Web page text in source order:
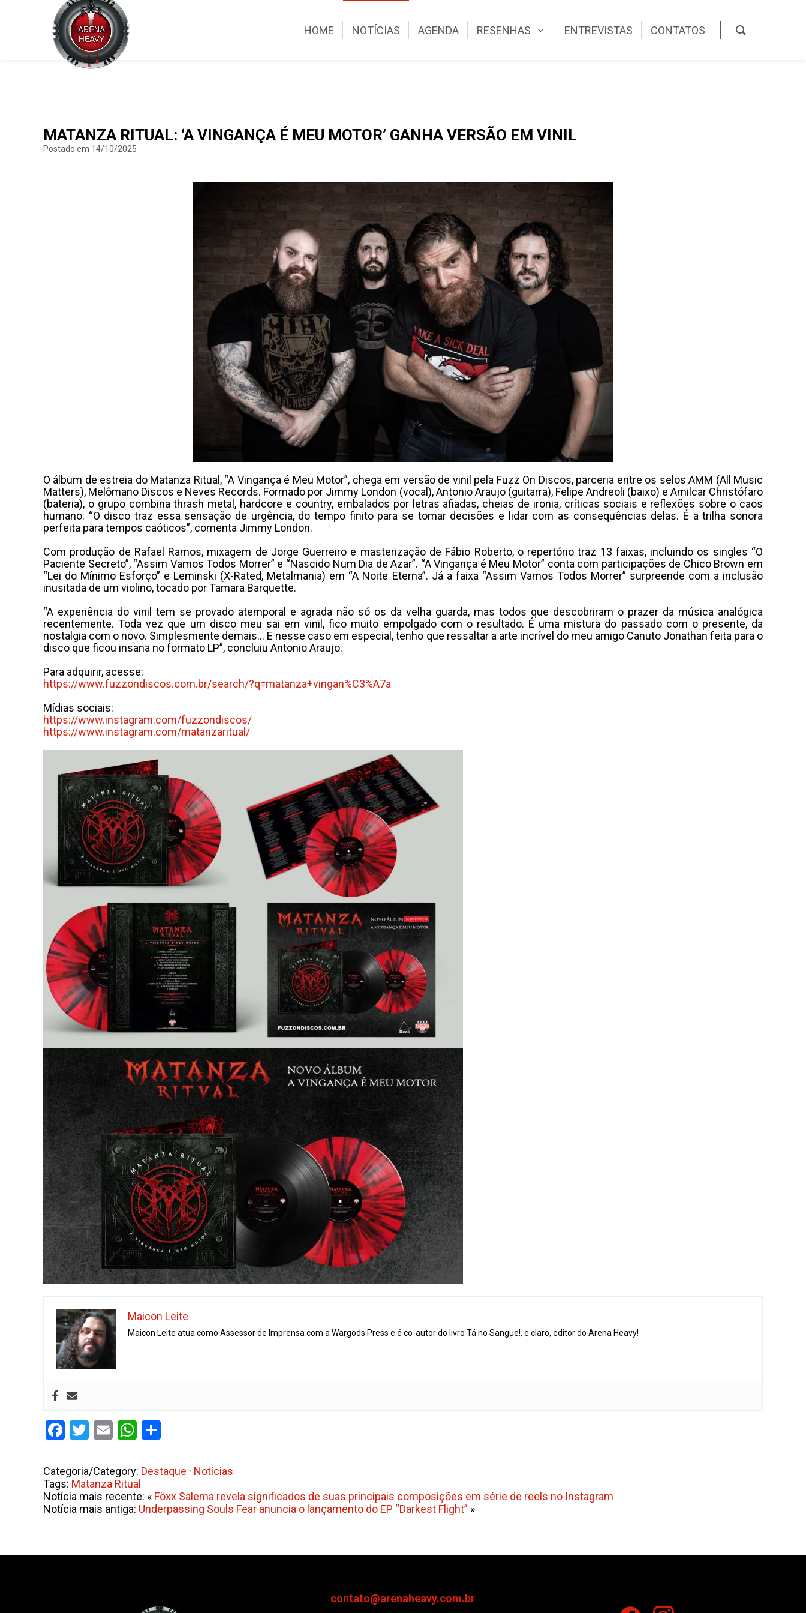
HOME NOTÍCIAS AGENDA RESENHAS ENTREVISTAS CONTATOS
MATANZA RITUAL: ‘A VINGANÇA É MEU MOTOR’ GANHA VERSÃO EM VINIL
Postado em 14/10/2025
O álbum de estreia do Matanza Ritual, “A Vingança é Meu Motor”, chega em versão de vinil pela Fuzz On Discos, parceria entre os selos AMM (All Music
Matters), Melômano Discos e Neves Records. Formado por Jimmy London (vocal), Antonio Araujo (guitarra), Felipe Andreoli (baixo) e Amilcar Christófaro
(bateria), o grupo combina thrash metal, hardcore e country, embalados por letras afiadas, cheias de ironia, críticas sociais e reflexões sobre o caos
humano. “O disco traz essa sensação de urgência, do tempo finito para se tomar decisões e lidar com as consequências delas. É a trilha sonora
perfeita para tempos caóticos”, comenta Jimmy London.
Com produção de Rafael Ramos, mixagem de Jorge Guerreiro e masterização de Fábio Roberto, o repertório traz 13 faixas, incluindo os singles “O
Paciente Secreto”, “Assim Vamos Todos Morrer” e “Nascido Num Dia de Azar”. “A Vingança é Meu Motor” conta com participações de Chico Brown em
“Lei do Mínimo Esforço” e Leminski (X-Rated, Metalmania) em “A Noite Eterna”. Já a faixa “Assim Vamos Todos Morrer” surpreende com a inclusão
inusitada de um violino, tocado por Tamara Barquette.
“A experiência do vinil tem se provado atemporal e agrada não só os da velha guarda, mas todos que descobriram o prazer da música analógica
recentemente. Toda vez que um disco meu sai em vinil, fico muito empolgado com o resultado. É uma mistura do passado com o presente, da
nostalgia com o novo. Simplesmente demais… E nesse caso em especial, tenho que ressaltar a arte incrível do meu amigo Canuto Jonathan feita para o
disco que ficou insana no formato LP”, concluiu Antonio Araujo.
Para adquirir, acesse:
https://www.fuzzondiscos.com.br/search/?q=matanza+vingan%C3%A7a
Mídias sociais:
https://www.instagram.com/fuzzondiscos/
https://www.instagram.com/matanzaritual/
Maicon Leite
Maicon Leite atua como Assessor de Imprensa com a Wargods Press e é co-autor do livro Tá no Sangue!, e claro, editor do Arena Heavy!
Facebook
Twitter
EmailWhatsApp
Categoria/Category: Destaque · Notícias
Tags: Matanza Ritual
Notícia mais recente: « Föxx Salema revela significados de suas principais composições em série de reels no Instagram
Notícia mais antiga: Underpassing Souls Fear anuncia o lançamento do EP “Darkest Flight” »
contato@arenaheavy.com.br